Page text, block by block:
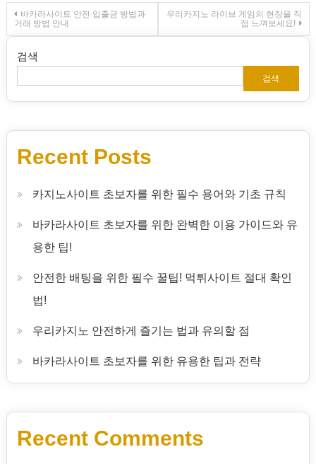
글
내
비
이
바카라사이트 안전 입출금 방법과
거래 방법 안내
우리카지노 라이브 게임의 현장을 직
접 느껴보세요!
검색
검색
Recent Posts
카지노사이트 초보자를 위한 필수 용어와 기초 규칙
바카라사이트 초보자를 위한 완벽한 이용 가이드와 유
용한 팁!
안전한 배팅을 위한 필수 꿀팁! 먹튀사이트 절대 확인
법!
우리카지노 안전하게 즐기는 법과 유의할 점
바카라사이트 초보자를 위한 유용한 팁과 전략
Recent Comments